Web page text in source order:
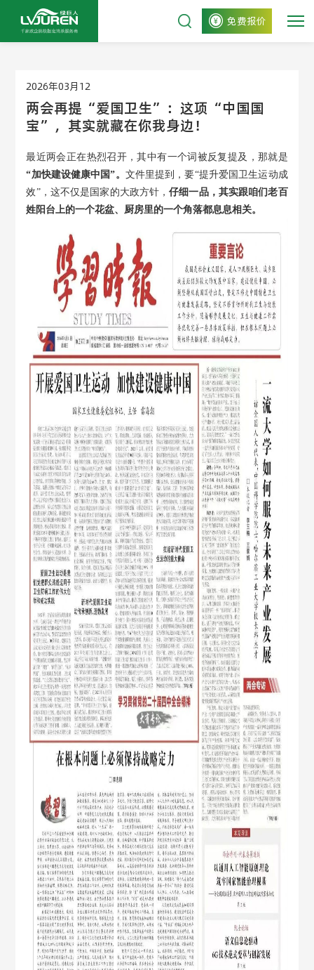
免费报价
2026年03月12
两会再提“爱国卫生”：这项“中国国
宝”，其实就藏在你我身边！
最近两会正在热烈召开，其中有一个词被反复提及，那就是
“加快建设健康中国”。 文件里提到，要“提升爱国卫生运动成
效”，这不仅是国家的大政方针，仔细一品，其实跟咱们老百
姓阳台上的一个花盆、厨房里的一个角落都息息相关。